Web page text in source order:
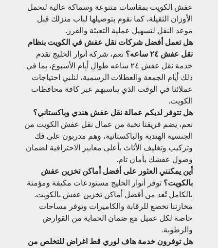
عفش الكويت بمقاسات متنوعة وسماكة عالية لتحمل
الأوزان الثقيلة، كما نقوم بتوصيلها لباب منزلك قبل
موعد النقل لتسهيل عملية التعبئة والفرز.
هل تعمل أفضل شركات نقل عفش في الكويت بنظام
نقل عفش ٢٤ ساعه؟
نعم، شركة أنوار الخليج تقدم
خدمة نقل عفش ٢٤ ساعه طوال أيام الأسبوع، بما في
ذلك أيام الجمعة والعطلات الرسمية، لنلبي احتياجات
عملائنا في الوقت الذي يناسبهم عبر كافة محافظات
الكويت.
هل تتوفر لديكم عمالة نقل عفش هندي وباكستاني؟
نعم، يضم فريقنا نخبة من عمال نقل عفش الكويت من
الجنسية الهندية والباكستانية، وهم مدربون على فك
وتركيب وتغليف الأثاث بأعلى معايير الاحترافية لضمان
وصول عفشك بأمان تام.
أين يمكنني العثور على أفضل أماكن تخزين عفش
بالكويت؟ توفر أنوار الخليج مستودعات مكيفة ومؤمنة
بالكامل تُعد من أفضل أماكن تخزين عفش بالكويت.
مخازننا تخضع للرقابة والكاميرات وتوفر مساحات
خاصة لكل عميل مع ضمان الحماية من القوارض
والرطوبة.
هل توفرون خدمة هاف لوري قط اغراض للتخلص من